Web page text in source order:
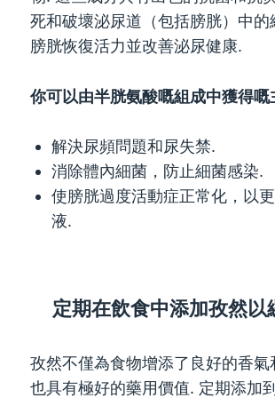
死和破壞泌尿道（包括膀胱）中的
膀胱恢復活力並改善泌尿健康.
你可以由半胱氨酸嘅組成中獲得嘅
解決尿頻問題和尿失禁.
消除體內細菌，防止細菌感染.
使膀胱過度活動症正常化，以
液.
定期在飲食中添加孜然以
孜然不僅為食物增添了良好的香氣
也具有極好的藥用價值. 定期添加